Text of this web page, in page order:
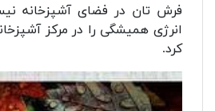
فرش تان در فضای آشپزخانه
انرژی همیشگی را در مرکز
کرد.